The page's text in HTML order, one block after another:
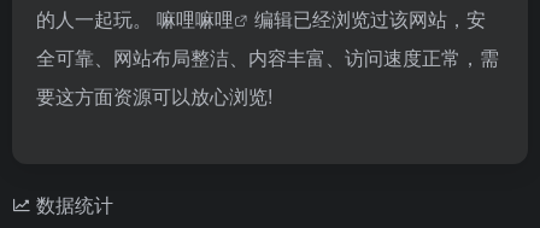
的人一起玩。 嘛哩嘛哩
编辑已经浏览过该网站，安
全可靠、网站布局整洁、内容丰富、访问速度正常，需
要这方面资源可以放心浏览!
数据统计